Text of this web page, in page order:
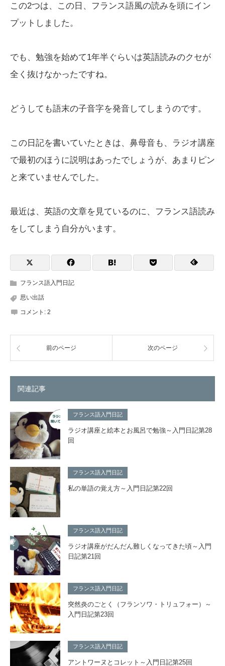
この2つは、この日、フランス語風の読みを頭にイン
プットしました。
でも、勉強を始めて1年半ぐらいは英語読みのクセが
全く抜けなかったですね。
どうしても語末の子音字を発音してしまうのです。
この日記を書いていたときは、鼻母音も、ラジオ講座
で最初のほうに説明はあったでしょうが、あまりピン
と来ていませんでした。
最近は、英語の文章を見ているのに、フランス語読み
をしてしまう自分がいます。
フランス語入門日記
思い出話
コメント: 2
前のページ 次のページ
関連記事
フランス語入門日記
ラジオ講座と絵本とお風呂で勉強～入門日記第28
回
フランス語入門日記
私の単語の覚え方～入門日記第22回
フランス語入門日記
ラジオ講座がだんだん難しくなってきた頃～入門
日記第21回
フランス語入門日記
突然炎のごとく（フランソワ・トリュフォー）～
入門日記第23回
フランス語入門日記
アントワーヌとコレット～入門日記第25回